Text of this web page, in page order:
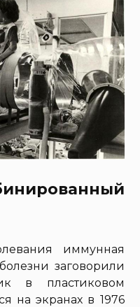
иммунная
заговорили
в пластиковом
на экранах в 1976